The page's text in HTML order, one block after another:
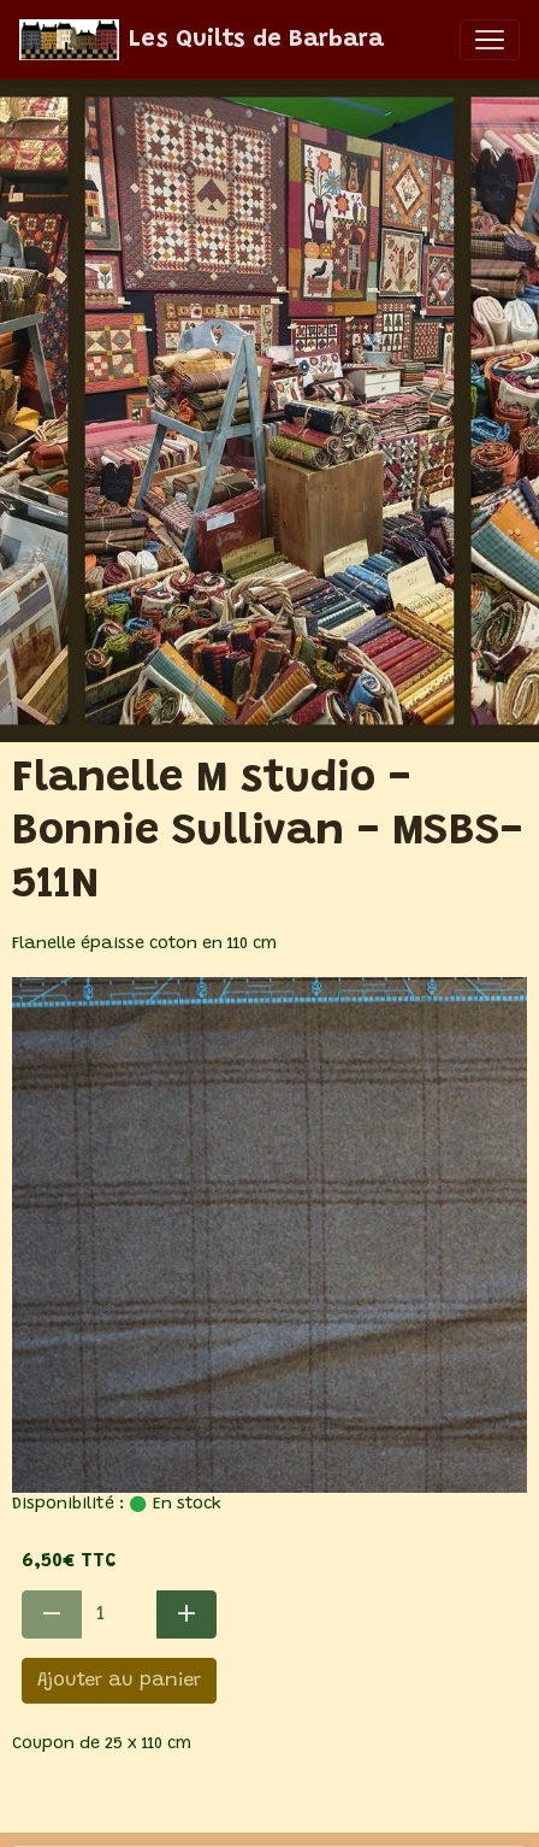
Les Quilts de Barbara
Flanelle M studio -
Bonnie Sullivan - MSBS-
511N
Flanelle épaisse coton en 110 cm
Disponibilité : En stock
6,50€ TTC
Ajouter au panier
Coupon de 25 x 110 cm